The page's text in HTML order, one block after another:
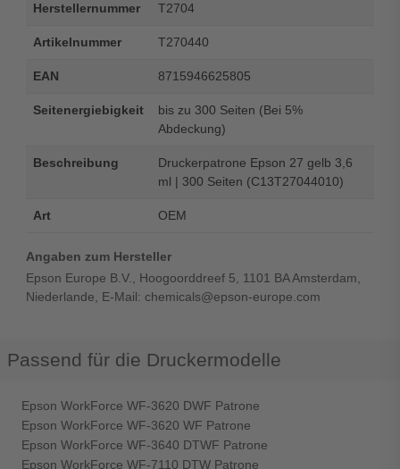
Herstellernummer T2704
Artikelnummer T270440
EAN 8715946625805
Seitenergiebigkeit
bis zu 300 Seiten (Bei 5%
Abdeckung)
Beschreibung
Druckerpatrone Epson 27 gelb 3,6
ml | 300 Seiten (C13T27044010)
Art OEM
Angaben zum Hersteller
Epson Europe B.V., Hoogoorddreef 5, 1101 BA Amsterdam,
Niederlande, E-Mail: chemicals@epson-europe.com
Passend für die Druckermodelle
Epson WorkForce WF-3620 DWF Patrone
Epson WorkForce WF-3620 WF Patrone
Epson WorkForce WF-3640 DTWF Patrone
Epson WorkForce WF-7110 DTW Patrone